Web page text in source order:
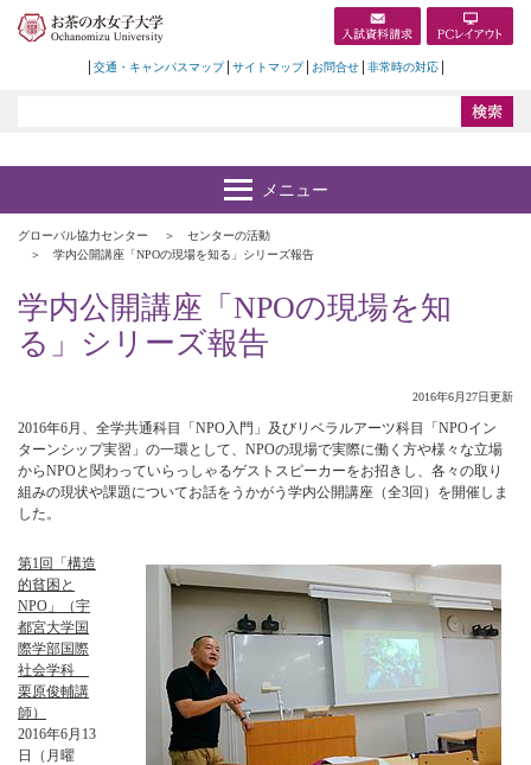
交通・キャンパスマップ サイトマップ お問合せ 非常時の対応
グローバル協力センター
センターの活動
学内公開講座「NPOの現場を知る」シリーズ報告
学内公開講座「NPOの現場を知
る」シリーズ報告
2016年6月27日更新
2016年6月、全学共通科目「NPO入門」及びリベラルアーツ科目「NPOイン
ターンシップ実習」の一環として、NPOの現場で実際に働く方や様々な立場
からNPOと関わっていらっしゃるゲストスピーカーをお招きし、各々の取り
組みの現状や課題についてお話をうかがう学内公開講座（全3回）を開催しま
した。
第1回「構造
的貧困と
NPO」（宇
都宮大学国
際学部国際
社会学科
栗原俊輔講
師）
2016年6月13
日（月曜